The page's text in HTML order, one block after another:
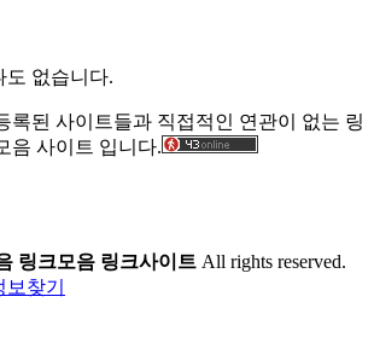
도 없습니다.
록된 사이트들과 직접적인 연관이 없는 링
음 사이트 입니다.
링크모음 링크사이트 All rights reserved.
보찾기